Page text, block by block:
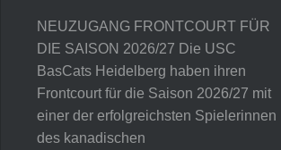
NEUZUGANG FRONTCOURT FÜR
DIE SAISON 2026/27 Die USC
BasCats Heidelberg haben ihren
Frontcourt für die Saison 2026/27 mit
einer der erfolgreichsten Spielerinnen
des kanadischen